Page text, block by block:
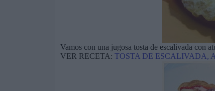
Vamos con una jugosa tosta de escalivada con
VER RECETA: TOSTA DE ESCALIVADA,